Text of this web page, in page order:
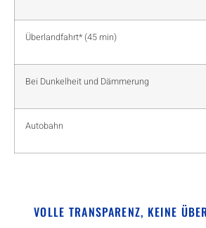
Überlandfahrt* (45 min)
Bei Dunkelheit und Dämmerung
Autobahn
VOLLE TRANSPARENZ, KEINE